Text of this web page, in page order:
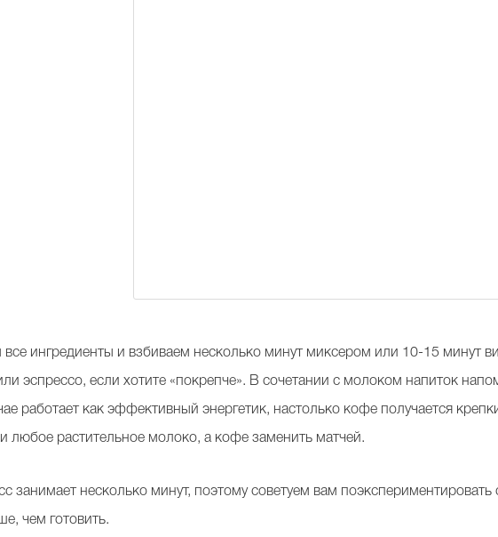
все ингредиенты и взбиваем несколько минут миксером или 10-15 минут
эспрессо, если хотите «покрепче». В сочетании с молоком напиток
работает как эффективный энергетик, настолько кофе получается
любое растительное молоко, а кофе заменить матчей.
занимает несколько минут, поэтому советуем вам
чем готовить.